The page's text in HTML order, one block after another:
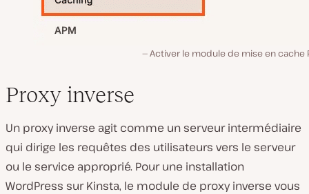
Activer le module de mise en cache
Proxy inverse
Un proxy inverse agit comme un serveur intermédiaire
qui dirige les requêtes des utilisateurs vers le serveur
ou le service approprié. Pour une installation
WordPress sur Kinsta, le module de proxy inverse vous